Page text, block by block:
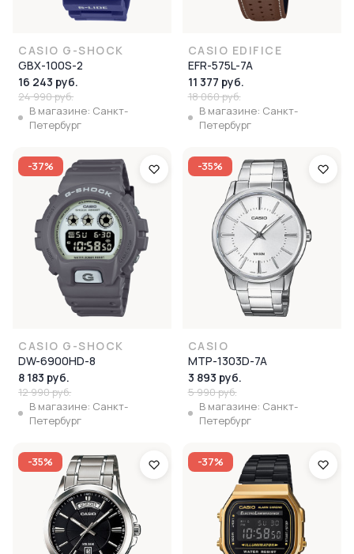
CASIO G-SHOCK
GBX-100S-2
16 243 руб.
24 990 руб.
В магазине: Санкт-
Петербург
CASIO EDIFICE
EFR-575L-7A
11 377 руб.
18 060 руб.
В магазине: Санкт-
Петербург
-37%
CASIO G-SHOCK
DW-6900HD-8
8 183 руб.
12 990 руб.
В магазине: Санкт-
Петербург
-35%
CASIO
MTP-1303D-7A
3 893 руб.
5 990 руб.
В магазине: Санкт-
Петербург
-35% -37%